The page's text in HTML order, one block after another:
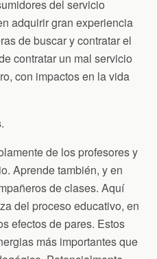
del servicio
adquirir gran experiencia
de buscar y contratar el
contratar un mal servicio
con impactos en la vida
.
de los profesores y
Aprende también, y en
de clases. Aquí
del proceso educativo, en
efectos de pares. Estos
más importantes que